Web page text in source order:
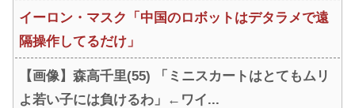
イーロン・マスク「中国のロボットはデタラメで遠
隔操作してるだけ」
【画像】森高千里(55) 「ミニスカートはとてもムリ
よ若い子には負けるわ」←ワイ...